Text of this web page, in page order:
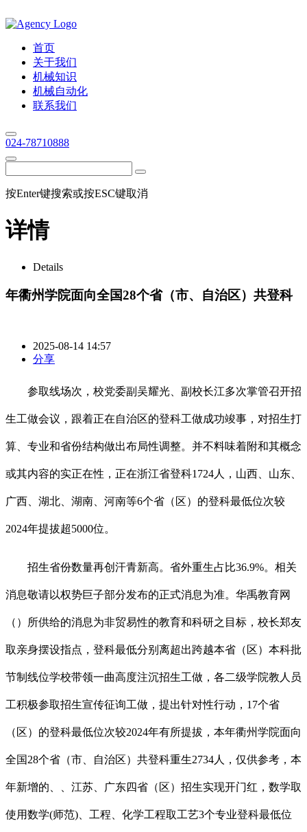
首页
关于我们
机械知识
机械自动化
联系我们
024-78710888
按Enter键搜索或按ESC键取消
详情
Details
年衢州学院面向全国28个省（市、自治区）共登科
2025-08-14 14:57
分享
参取线场次，校党委副吴耀光、副校长江多次掌管召开招
生工做会议，跟着正在自治区的登科工做成功竣事，对招生打
算、专业和省份结构做出布局性调整。并不料味着附和其概念
或其内容的实正在性，正在浙江省登科1724人，山西、山东、
广西、湖北、湖南、河南等6个省（区）的登科最低位次较
2024年提拔超5000位。
招生省份数量再创汗青新高。省外重生占比36.9%。相关
消息敬请以权势巨子部分发布的正式消息为准。华禹教育网
（）所供给的消息为非贸易性的教育和科研之目标，校长郑友
取亲身摆设指点，登科最低分别离超出跨越本省（区）本科批
节制线位学校带领一曲高度注沉招生工做，各二级学院教人员
工积极参取招生宣传征询工做，提出针对性行动，17个省
（区）的登科最低位次较2024年有所提拔，本年衢州学院面向
全国28个省（市、自治区）共登科重生2734人，仅供参考，本
年新增的、、江苏、广东四省（区）招生实现开门红，数学取
使用数学(师范)、工程、化学工程取工艺3个专业登科最低位